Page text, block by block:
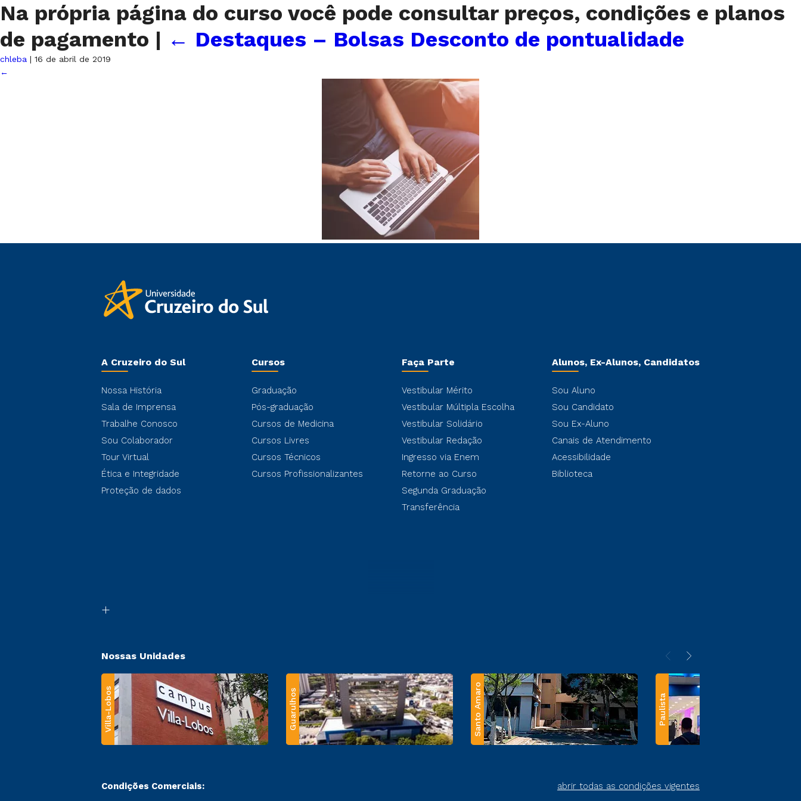
Na própria página do curso você pode consultar preços, condições e planos
de pagamento | ← Destaques – Bolsas Desconto de pontualidade
chleba | 16 de abril de 2019
←
A Cruzeiro do Sul
Nossa História
Sala de Imprensa
Trabalhe Conosco
Sou Colaborador
Tour Virtual
Ética e Integridade
Proteção de dados
Cursos
Graduação
Pós-graduação
Cursos de Medicina
Cursos Livres
Cursos Técnicos
Cursos Profissionalizantes
Faça Parte
Vestibular Mérito
Vestibular Múltipla Escolha
Vestibular Solidário
Vestibular Redação
Ingresso via Enem
Retorne ao Curso
Segunda Graduação
Transferência
Alunos, Ex-Alunos, Candidatos
Sou Aluno
Sou Candidato
Sou Ex-Aluno
Canais de Atendimento
Acessibilidade
Biblioteca
Nossas Unidades
Villa-Lobos Guarulhos Santo Amaro Paulista
Condições Comerciais: abrir todas as condições vigentes